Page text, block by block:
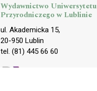
Wydawnictwo Uniwersytetu
Przyrodniczego w Lublinie
ul. Akademicka 15,
20-950 Lublin
tel. (81) 445 66 60